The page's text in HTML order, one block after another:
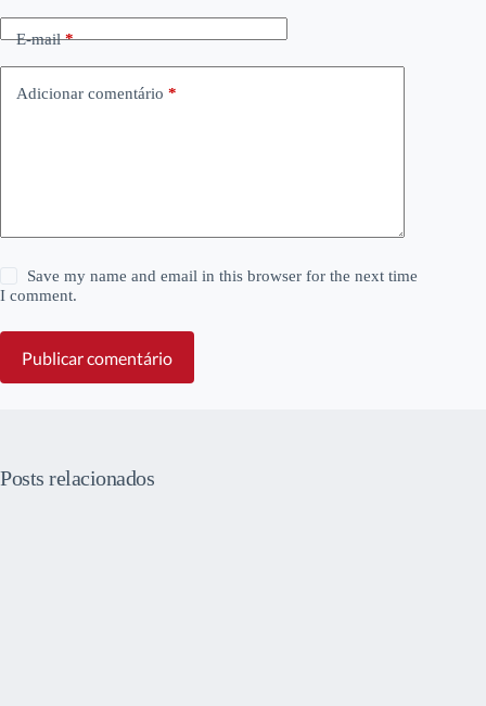
E-mail*
Adicionar comentário *
Save my name and email in this browser for the next time
I comment.
Publicar comentário
Posts relacionados